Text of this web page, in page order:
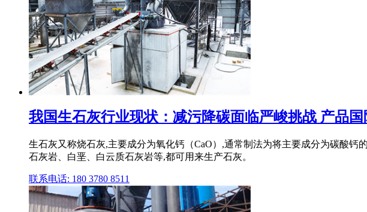
我国生石灰行业现状：减污降碳面临严峻挑战 产品国
生石灰又称烧石灰,主要成分为氧化钙（CaO）,通常制法为将主要成分为碳酸
石灰岩、白垩、白云质石灰岩等,都可用来生产石灰。
联系电话: 180 3780 8511